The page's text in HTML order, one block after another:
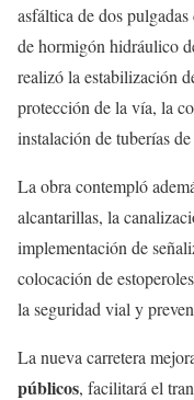
asfáltica de dos
de hormigón hidráulico
realizó la estabilización
protección de la vía, la
instalación de tuberías
La obra contempló
alcantarillas, la
implementación de
colocación de
la seguridad vial y
La nueva carretera
públicos, facilitará el